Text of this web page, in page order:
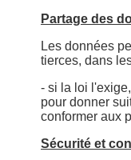
Partage des
Les données
tierces, dans
- si la loi
pour donner
conformer aux
Sécurité et